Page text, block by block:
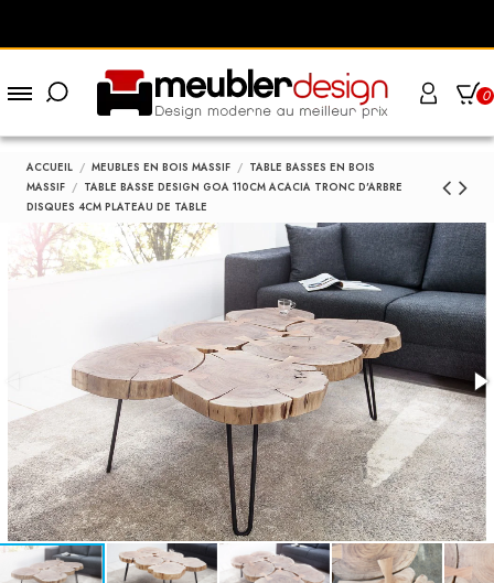
0
ACCUEIL MEUBLES EN BOIS MASSIF
TABLE BASSES EN BOIS
MASSIF
TABLE BASSE DESIGN GOA 110CM ACACIA TRONC D'ARBRE
DISQUES 4CM PLATEAU DE TABLE